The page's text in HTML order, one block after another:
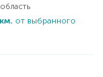
от выбранного